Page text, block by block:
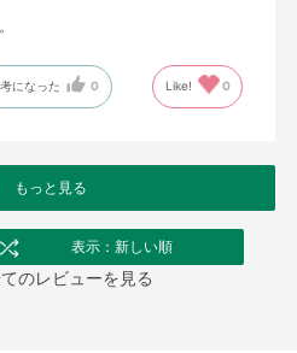
になった 0 Like! 0
もっと見る
表示：新しい順
のレビューを見る